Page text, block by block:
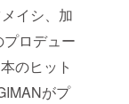
イシ、加
ロデュー
のヒット
がプ